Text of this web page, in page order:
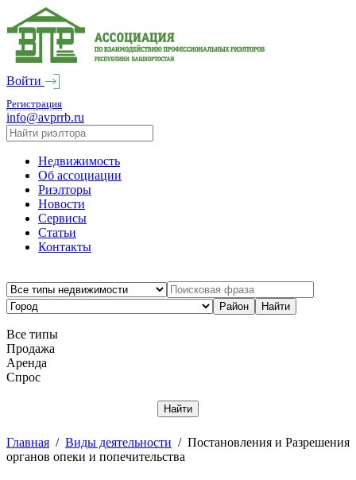
Войти
Регистрация
info@avprrb.ru
Недвижимость
Об ассоциации
Риэлторы
Новости
Сервисы
Статьи
Контакты
Все типы
Продажа
Аренда
Спрос
Главная / Виды деятельности / Постановления и Разрешения
органов опеки и попечительства